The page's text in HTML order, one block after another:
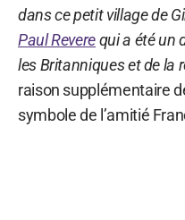
dans ce petit village de
Paul Reverequi a été un
les Britanniques et de la
raison supplémentaire
symbole de l’amitié